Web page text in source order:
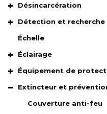
Désincarcération
Détection et recherche
Échelle
Éclairage
Équipement de
Extincteur et
Couverture anti-feu